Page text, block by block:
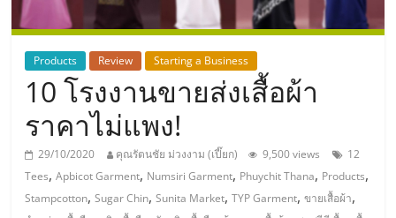
ธุรกิจ
เอ
ส
เอ็
Products Review Starting a Business
10 โรงงานขายส่งเสื้อผ้า
ราคาไม่แพง!
29/10/2020 คุณรัตนชัย ม่วงงาม (เปี๊ยก) 9,500 views
12
Tees,Apbicot Garment, Numsiri Garment, Phuychit Thana, Products,
Stampcotton,Sugar Chin,Sunita Market,TYP Garment,ขายเสื้อผ้า,